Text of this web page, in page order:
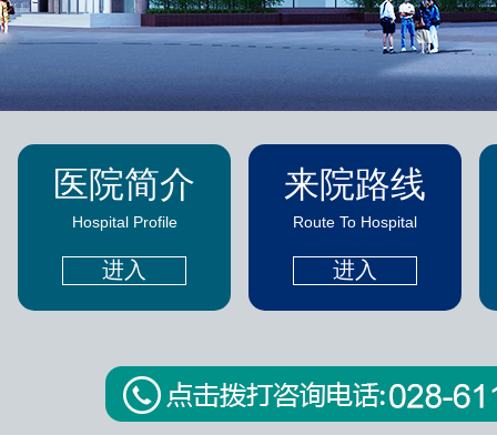
医院简介
Hospital Profile
进入
来院路线
Route To Hospital
进入